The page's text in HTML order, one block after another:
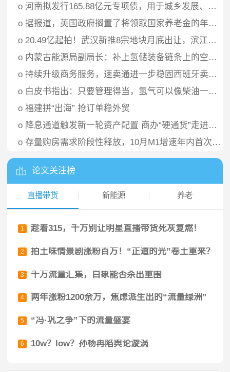
o 河南拟发行165.88亿元专项债，用于城乡发展、棚户区改造等
o 据报道，英国政府搁置了将领取国家养老金的年龄提早至 68 岁的计划
o 20.49亿起拍！武汉新推8宗地块月底出让，滨江商务核心区地块限高170m
o 内蒙古能源局副局长：补上氢储装备链条上的空白！
o 持续升级商务服务，速卖通进一步稳固西班牙卖家市场
o 白皮书指出：只要管理得当，氢气可以像柴油一样普及
o 福建拼“出海” 抢订单稳外贸
o 降息通道触发新一轮资产配置 商办“硬通货”走进投资视野
o 存量购房需求阶段性释放，10月M1增速年内首次回升
论文关注榜
直播带货 新能源 养老
1 趁着315，千万别让明星直播带货死灰复燃！
2 拍土味情景剧涨粉百万！“正道的光”卷土重来？
3 千万流量汇集，白象能否杀出重围
4 两年涨粉1200余万，焦虑派生出的“流量绿洲”
5 “冯·巩之争”下的流量盛宴
6 10w？low？孙杨再陷舆论漩涡